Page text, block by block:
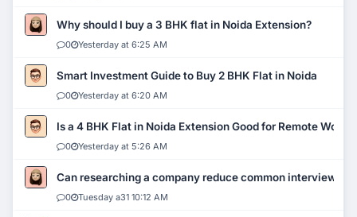
Why should I buy a 3 BHK flat in Noida Extension?
0 Yesterday at 6:25 AM
Smart Investment Guide to Buy 2 BHK Flat in Noida
0 Yesterday at 6:20 AM
Is a 4 BHK Flat in Noida Extension Good for Remote Work?
0 Yesterday at 5:26 AM
Can researching a company reduce common interview
0 Tuesday a31 10:12 AM